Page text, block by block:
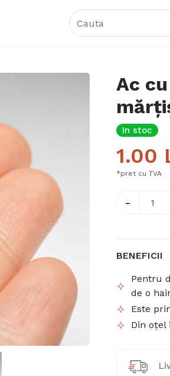
Ac
In stoc
1.00
*pret cu TVA
-
BENEFICII
Pentru
de o
Este
Din oțel